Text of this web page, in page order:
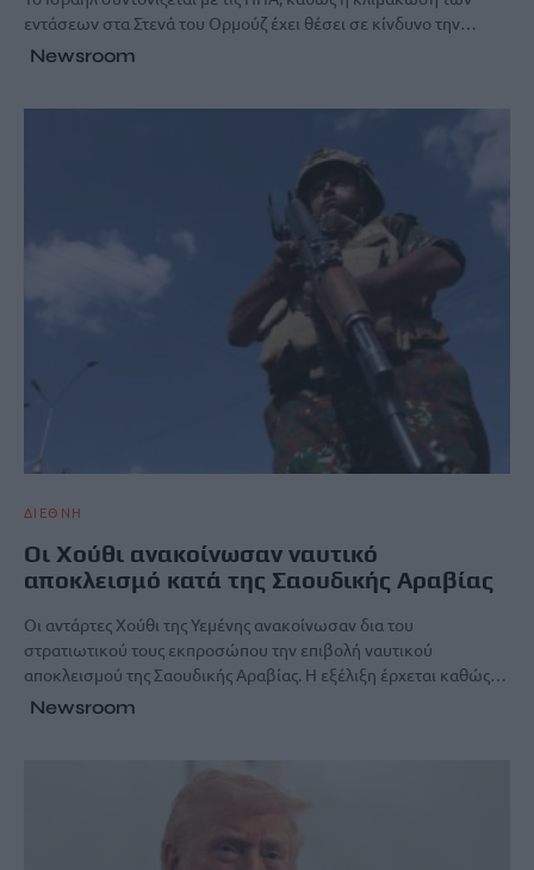
εντάσεων στα Στενά του Ορμούζ έχει θέσει σε κίνδυνο την…
Newsroom
ΔΙΕΘΝΗ
Οι Χούθι ανακοίνωσαν ναυτικό
αποκλεισμό κατά της Σαουδικής Αραβίας
Οι αντάρτες Χούθι της Υεμένης ανακοίνωσαν δια του
στρατιωτικού τους εκπροσώπου την επιβολή ναυτικού
αποκλεισμού της Σαουδικής Αραβίας. Η εξέλιξη έρχεται καθώς…
Newsroom